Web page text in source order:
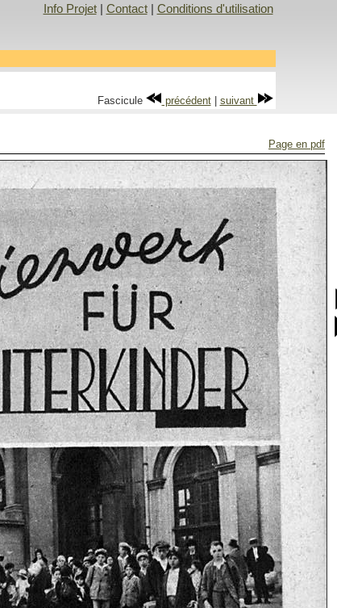
Info Projet| Contact| Conditions d'utilisation
Fascicule précédent| suivant
Page en pdf